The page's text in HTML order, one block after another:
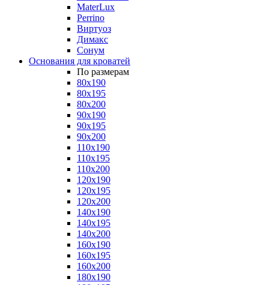
MaterLux
Perrino
Виртуоз
Димакс
Сонум
Основания для кроватей
По размерам
80x190
80x195
80x200
90x190
90x195
90x200
110x190
110x195
110x200
120x190
120x195
120x200
140x190
140x195
140x200
160x190
160x195
160x200
180x190